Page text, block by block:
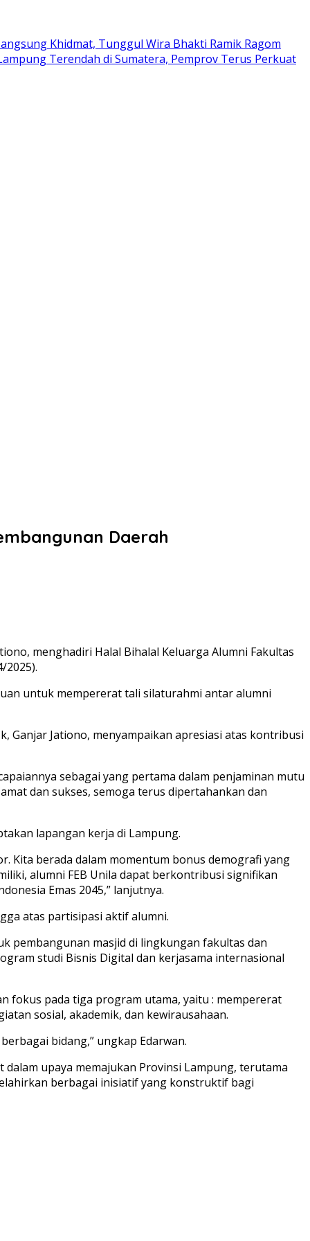
Khidmat, Tunggul Wira Bhakti Ramik Ragom
Terendah di Sumatera, Pemprov Terus Perkuat
Daerah
menghadiri Halal Bihalal Keluarga Alumni Fakultas
2025).
untuk mempererat tali silaturahmi antar alumni
Ganjar Jationo, menyampaikan apresiasi atas kontribusi
sebagai yang pertama dalam penjaminan mutu
dan sukses, semoga terus dipertahankan dan
lapangan kerja di Lampung.
Kita berada dalam momentum bonus demografi yang
alumni FEB Unila dapat berkontribusi signifikan
Emas 2045,” lanjutnya.
atas partisipasi aktif alumni.
pembangunan masjid di lingkungan fakultas dan
studi Bisnis Digital dan kerjasama internasional
fokus pada tiga program utama, yaitu : mempererat
sosial, akademik, dan kewirausahaan.
bidang,” ungkap Edarwan.
upaya memajukan Provinsi Lampung, terutama
berbagai inisiatif yang konstruktif bagi